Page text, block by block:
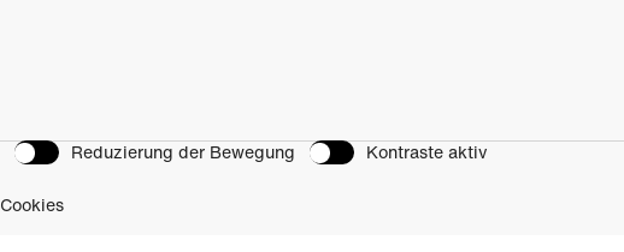
Reduzierung der Bewegung Kontraste aktiv
Cookies